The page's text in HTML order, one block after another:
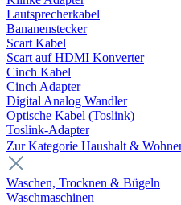
Lautsprecherkabel
Bananenstecker
Scart Kabel
Scart auf HDMI Konverter
Cinch Kabel
Cinch Adapter
Digital Analog Wandler
Optische Kabel (Toslink)
Toslink-Adapter
Zur Kategorie Haushalt &
Waschen, Trocknen & Bügeln
Waschmaschinen